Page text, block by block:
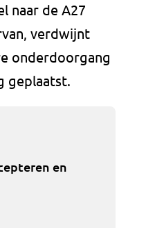
naar de A27
verdwijnt
onderdoorgang
geplaatst.
en